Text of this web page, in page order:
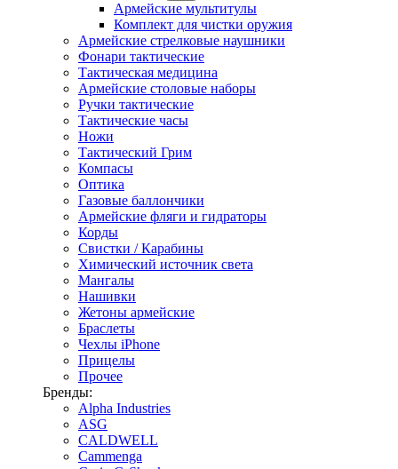
Армейские мультитулы
Комплект для чистки оружия
Армейские стрелковые наушники
Фонари тактические
Тактическая медицина
Армейские столовые наборы
Ручки тактические
Тактические часы
Ножи
Тактический Грим
Компасы
Оптика
Газовые баллончики
Армейские фляги и гидраторы
Корды
Свистки / Карабины
Химический источник света
Мангалы
Нашивки
Жетоны армейские
Браслеты
Чехлы iPhone
Прицелы
Прочее
Бренды:
Alpha Industries
ASG
CALDWELL
Cammenga